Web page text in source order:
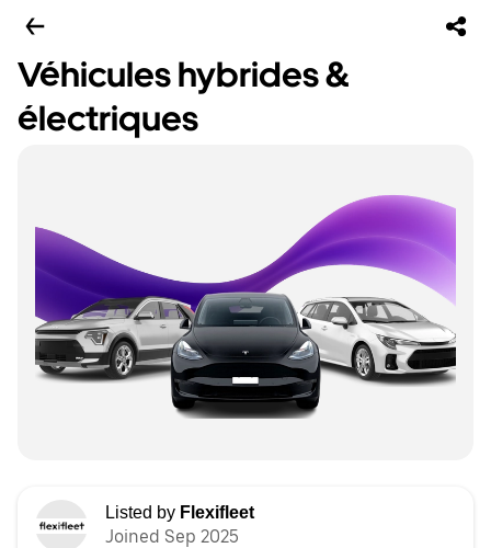
Véhicules hybrides &
électriques
Listed by Flexifleet
Joined Sep 2025